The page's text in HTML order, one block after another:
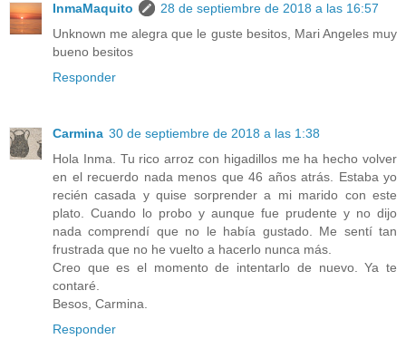
InmaMaquito
28 de septiembre de 2018 a las 16:57
Unknown me alegra que le guste besitos, Mari Angeles muy
bueno besitos
Responder
Carmina 30 de septiembre de 2018 a las 1:38
Hola Inma. Tu rico arroz con higadillos me ha hecho volver
en el recuerdo nada menos que 46 años atrás. Estaba yo
recién casada y quise sorprender a mi marido con este
plato. Cuando lo probo y aunque fue prudente y no dijo
nada comprendí que no le había gustado. Me sentí tan
frustrada que no he vuelto a hacerlo nunca más.
Creo que es el momento de intentarlo de nuevo. Ya te
contaré.
Besos, Carmina.
Responder